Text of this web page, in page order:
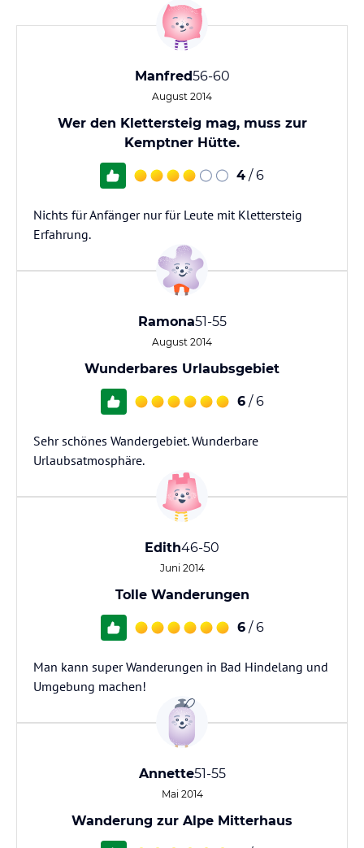
Manfred56-60
August 2014
Wer den Klettersteig mag, muss zur
Kemptner Hütte.
4 / 6
Nichts für Anfänger nur für Leute mit Klettersteig
Erfahrung.
Ramona51-55
August 2014
Wunderbares Urlaubsgebiet
6 / 6
Sehr schönes Wandergebiet. Wunderbare
Urlaubsatmosphäre.
Edith46-50
Juni 2014
Tolle Wanderungen
6 / 6
Man kann super Wanderungen in Bad Hindelang und
Umgebung machen!
Annette51-55
Mai 2014
Wanderung zur Alpe Mitterhaus